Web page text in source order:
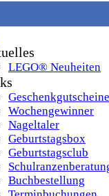
LEGO® Neuheiten
Geschenkgutscheine
Wochengewinner
Nageltaler
Geburtstagsbox
Geburtstagsclub
Buchbestellung